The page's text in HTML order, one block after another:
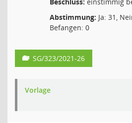
Abstimmung: Ja: 31,
Befangen: 0
SG/323/2021-26
Vorlage